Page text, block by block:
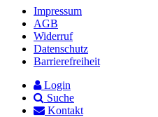
Impressum
AGB
Widerruf
Datenschutz
Barrierefreiheit
Login
Suche
Kontakt